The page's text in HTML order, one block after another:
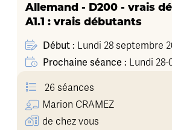
Allemand - D200 - vrais
A1.1 : vrais débutants
Début : Lundi 28 septembre
Prochaine séance : Lundi 28-
26 séances
Marion CRAMEZ
de chez vous